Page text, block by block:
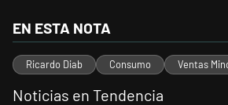
EN ESTA NOTA
Ricardo Diab Consumo Ventas
Noticias en Tendencia